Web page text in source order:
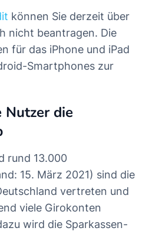
können Sie derzeit über
nicht beantragen. Die
für das iPhone und iPad
Smartphones zur
Nutzer die
rund 13.000
15. März 2021) sind die
vertreten und
viele Girokonten
wird die Sparkassen-